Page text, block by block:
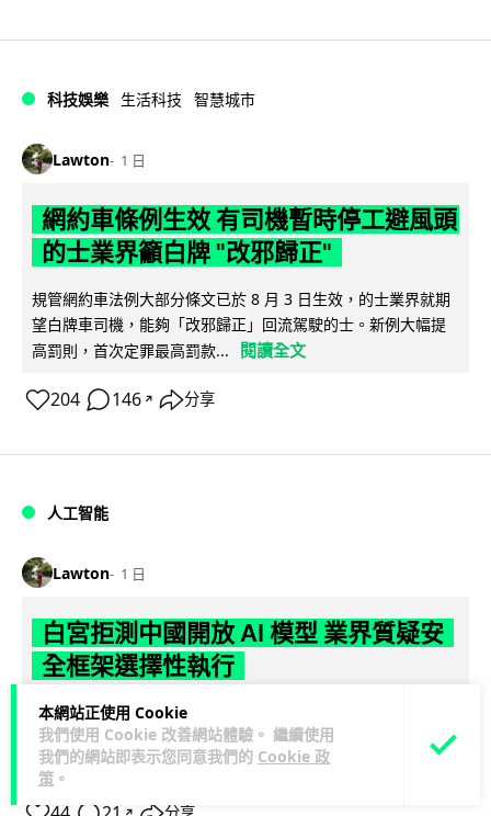
本網站正使用 Cookie
我們使用 Cookie 改善網站體驗。 繼續使用
我們的網站即表示您同意我們的 Cookie 政
策 。
科技娛樂 生活科技 智慧城市
Lawton 1 日
網約車條例生效 有司機暫時停工避風頭
的士業界籲白牌 "改邪歸正"
規管網約車法例大部分條文已於 8 月 3 日生效，的士業界就期
望白牌車司機，能夠「改邪歸正」回流駕駛的士。新例大幅提
高罰則，首次定罪最高罰款...
閱讀全文
204 146 ↗ 分享
人工智能
Lawton 1 日
白宮拒測中國開放 AI 模型 業界質疑安
全框架選擇性執行
彭博社報道，白宮通知美國頂尖 AI 公司，中國開發的開放權重
模型將不納入特朗普政府新 AI 安全框架的測試範圍。美國業界
則聯署呼籲政府不要限... 閱讀全文
↗